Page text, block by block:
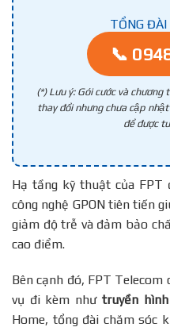
TỔNG ĐÀI
📞
(*) Lưu ý: Gói cước và
thay đổi nhưng chưa cập
để được
Hạ tầng kỹ thuật của FPT
công nghệ GPON tiên tiến
giảm độ trễ và đảm bảo
cao điểm.
Bên cạnh đó, FPT
vụ đi kèm nhưtruyền hình
Home, tổng đài chăm sóc